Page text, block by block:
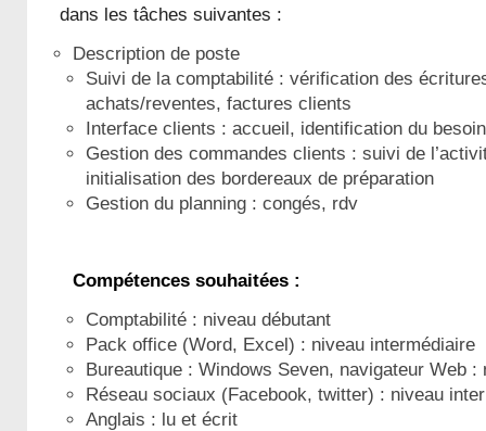
dans les tâches suivantes :
Description de poste
Suivi de la comptabilité : vérification des
achats/reventes, factures clients
Interface clients : accueil, identification du
Gestion des commandes clients : suivi de
initialisation des bordereaux de préparation
Gestion du planning : congés, rdv
Compétences souhaitées :
Comptabilité : niveau débutant
Pack office (Word, Excel) : niveau intermédiaire
Bureautique : Windows Seven, navigateur Web :
Réseau sociaux (Facebook, twitter) : niveau
Anglais : lu et écrit